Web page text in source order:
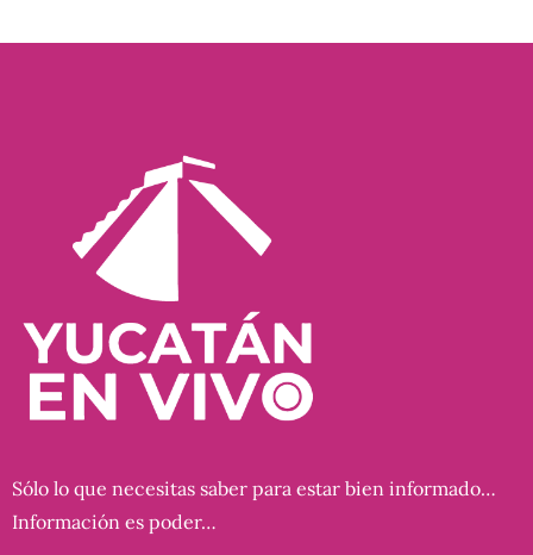
Sólo lo que necesitas saber para estar bien informado…
Información es poder…